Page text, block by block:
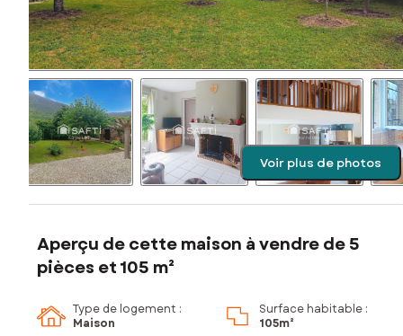
Voir plus de photos
Aperçu de cette maison à vendre de 5
pièces et 105 m²
Type de logement :
Maison
Surface habitable :
105m²